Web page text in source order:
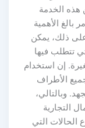
الخدمة
الأهمية
ذلك، يمكن
تتطلب فيها
إن استخدام
الأطراف
وبالتالي،
التي